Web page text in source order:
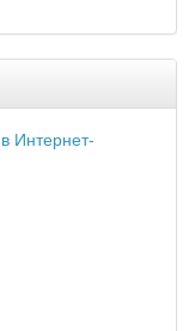
Интернет-